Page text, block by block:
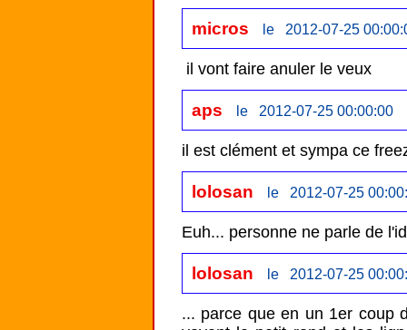
micros le 2012-07-25
aps le 2012-07-25 00:00:00
il est clément et sympa ce
lolosan le 2012-07-25
Euh... personne ne parle de
lolosan le 2012-07-25
... parce que en un 1er coup